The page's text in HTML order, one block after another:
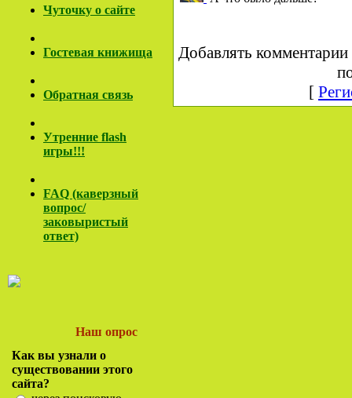
Чуточку о сайте
Гостевая книжища
Обратная связь
Утренние flash
игры!!!
FAQ (каверзный
вопрос/
заковыристый
ответ)
Наш опрос
Как вы узнали о
существовании этого
сайта?
Добавлять комментарии
[